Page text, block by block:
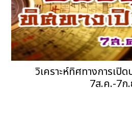
วิเคราะห์ทิศทางการเปิ
7ส.ค.-7ก